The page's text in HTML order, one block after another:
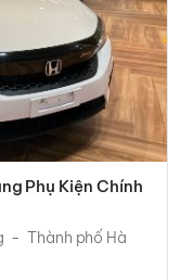
Phụ Kiện Chính
Thành phố Hà